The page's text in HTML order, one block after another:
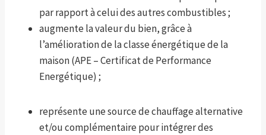
par rapport à celui des autres combustibles ;
augmente la valeur du bien, grâce à
l’amélioration de la classe énergétique de la
maison (APE – Certificat de Performance
Energétique) ;
représente une source de chauffage alternative
et/ou complémentaire pour intégrer des